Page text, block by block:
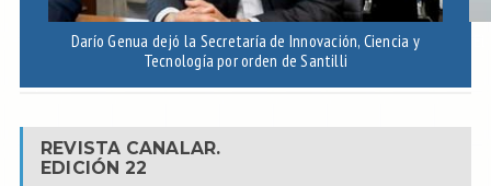
Darío Genua dejó la Secretaría de Innovación, Ciencia y
Tecnología por orden de Santilli
REVISTA CANALAR.
EDICIÓN 22